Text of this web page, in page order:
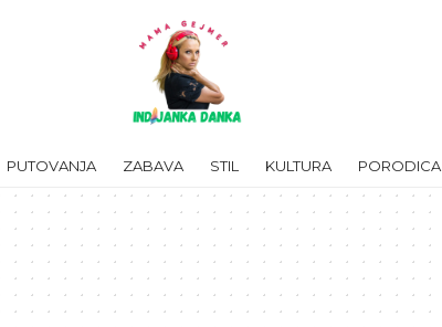
PUTOVANJA ZABAVA STIL KULTURA PORODICA